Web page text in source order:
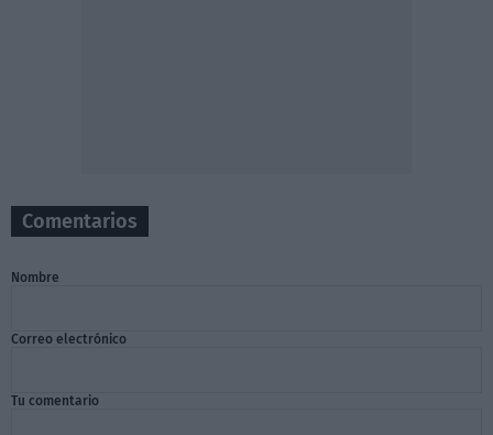
Comentarios
Nombre
Correo electrónico
Tu comentario